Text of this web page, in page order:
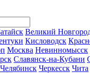
Великий
Кисловодск
Москва Невинномысск
Славянск-на-Кубани
Челябинск Черкесск Чита